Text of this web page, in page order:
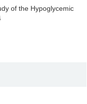
of the Hypoglycemic